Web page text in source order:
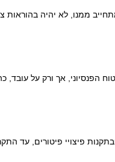
ממנו, לא יהיה בהוראות צו
תחול חובת הביטוח הפנסיוני, אך
פיצויי פיטורים, עד